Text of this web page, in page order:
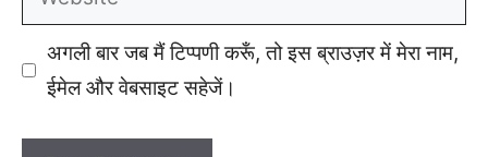
अगली बार जब मैं टिप्पणी करूँ, तो इस ब्राउज़र में मेरा नाम,
ईमेल और वेबसाइट सहेजें।